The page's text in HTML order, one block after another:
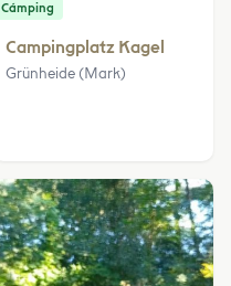
Cámping
Campingplatz Kagel
Grünheide (Mark)